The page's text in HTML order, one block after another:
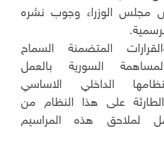
مجلس الوزراء وجوب نشره
المتضمنة السماح
السورية بالعمل
الداخلي الاساسي
على هذا النظام من
لملاحق هذه المراسيم